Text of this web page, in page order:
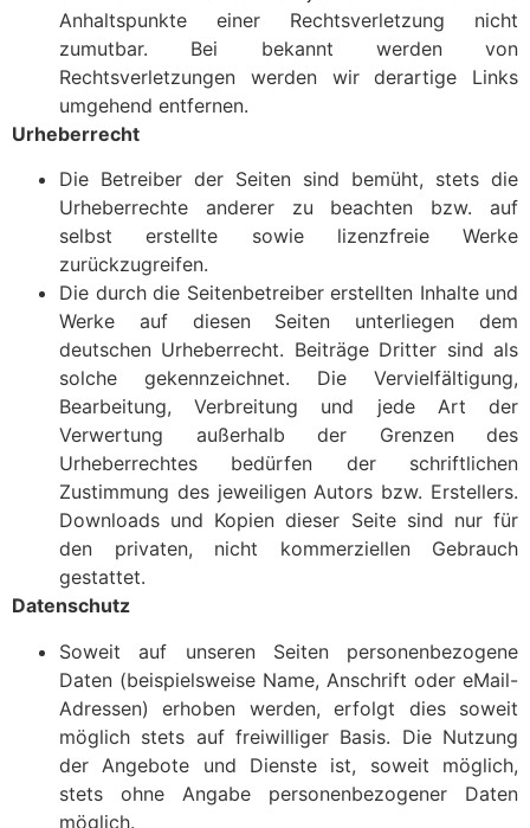
Anhaltspunkte einer Rechtsverletzung nicht
zumutbar. Bei bekannt werden von
Rechtsverletzungen werden wir derartige Links
umgehend entfernen.
Urheberrecht
Die Betreiber der Seiten sind bemüht, stets die
Urheberrechte anderer zu beachten bzw. auf
selbst erstellte sowie lizenzfreie Werke
zurückzugreifen.
Die durch die Seitenbetreiber erstellten Inhalte und
Werke auf diesen Seiten unterliegen dem
deutschen Urheberrecht. Beiträge Dritter sind als
solche gekennzeichnet. Die Vervielfältigung,
Bearbeitung, Verbreitung und jede Art der
Verwertung außerhalb der Grenzen des
Urheberrechtes bedürfen der schriftlichen
Zustimmung des jeweiligen Autors bzw. Erstellers.
Downloads und Kopien dieser Seite sind nur für
den privaten, nicht kommerziellen Gebrauch
gestattet.
Datenschutz
Soweit auf unseren Seiten personenbezogene
Daten (beispielsweise Name, Anschrift oder eMail-
Adressen) erhoben werden, erfolgt dies soweit
möglich stets auf freiwilliger Basis. Die Nutzung
der Angebote und Dienste ist, soweit möglich,
stets ohne Angabe personenbezogener Daten
möglich.